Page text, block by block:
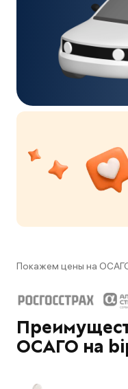
Покажем цены на
ОСАГО на